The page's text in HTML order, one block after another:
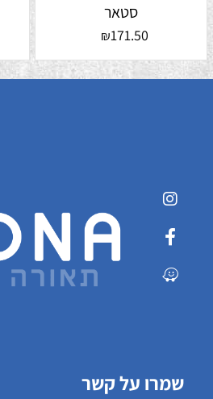
סטאר
₪171.50
שמרו על קשר